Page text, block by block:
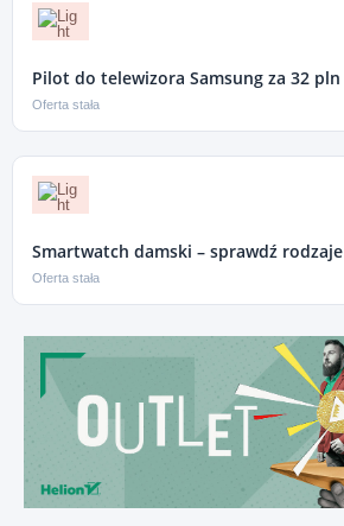
Pilot do telewizora Samsung za 32 pln
Oferta stała
Smartwatch damski – sprawdź rodzaje
Oferta stała